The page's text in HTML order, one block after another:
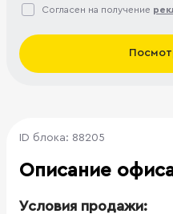
Согласен на получение
ID блока: 88205
Описание
Условия продажи: